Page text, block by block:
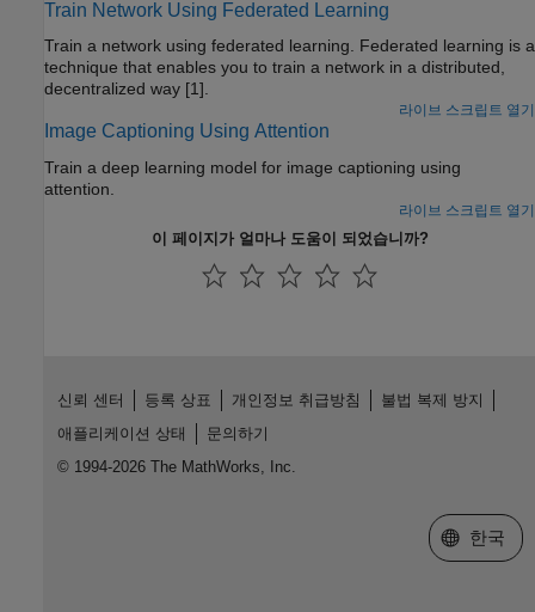
regularization (weight decay) to the training loss.
Train Network Using Federated Learning
Train a network using federated learning. Federated learning is a
technique that enables you to train a network in a distributed,
decentralized way [1].
라이브 스크립트 열기
Image Captioning Using Attention
Train a deep learning model for image captioning using
attention.
라이브 스크립트 열기
이 페이지가 얼마나 도움이 되었습니까?
신뢰 센터 등록 상표 개인정보 취급방침
불법 복제 방지
애플리케이션 상태
문의하기
© 1994-2026 The MathWorks, Inc.
웹사이트
한국